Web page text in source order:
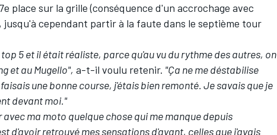
place sur la grille (conséquence d'un accrochage avec
jusqu'à cependant partir à la faute dans le septième tour
5 et il était réaliste, parce qu'au vu du rythme des autres, on
et au Mugello", a-t-il voulu retenir. "Ça ne me déstabilise
une bonne course, j'étais bien remonté. Je savais que je
devant moi."
ma moto quelque chose qui me manque depuis
d'avoir retrouvé mes sensations d'avant, celles que j'avais